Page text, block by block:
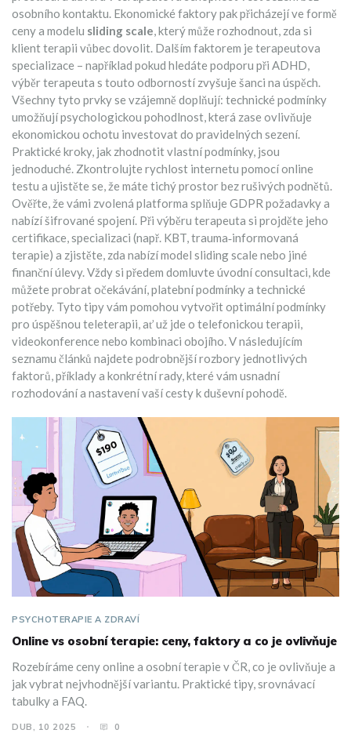
osobního kontaktu. Ekonomické faktory pak přicházejí ve formě
ceny a modelu sliding scale, který může rozhodnout, zda si
klient terapii vůbec dovolit. Dalším faktorem je terapeutova
specializace – například pokud hledáte podporu při ADHD,
výběr terapeuta s touto odborností zvyšuje šanci na úspěch.
Všechny tyto prvky se vzájemně doplňují: technické podmínky
umožňují psychologickou pohodlnost, která zase ovlivňuje
ekonomickou ochotu investovat do pravidelných sezení.
Praktické kroky, jak zhodnotit vlastní podmínky, jsou
jednoduché. Zkontrolujte rychlost internetu pomocí online
testu a ujistěte se, že máte tichý prostor bez rušivých podnětů.
Ověřte, že vámi zvolená platforma splňuje GDPR požadavky a
nabízí šifrované spojení. Při výběru terapeuta si projděte jeho
certifikace, specializaci (např. KBT, trauma‑informovaná
terapie) a zjistěte, zda nabízí model sliding scale nebo jiné
finanční úlevy. Vždy si předem domluvte úvodní consultaci, kde
můžete probrat očekávání, platební podmínky a technické
potřeby. Tyto tipy vám pomohou vytvořit optimální podmínky
pro úspěšnou teleterapii, ať už jde o telefonickou terapii,
videokonference nebo kombinaci obojího. V následujícím
seznamu článků najdete podrobnější rozbory jednotlivých
faktorů, příklady a konkrétní rady, které vám usnadní
rozhodování a nastavení vaší cesty k duševní pohodě.
PSYCHOTERAPIE A ZDRAVÍ
Online vs osobní terapie: ceny, faktory a co je ovlivňuje
Rozebíráme ceny online a osobní terapie v ČR, co je ovlivňuje a
jak vybrat nejvhodnější variantu. Praktické tipy, srovnávací
tabulky a FAQ.
DUB, 10 2025 0